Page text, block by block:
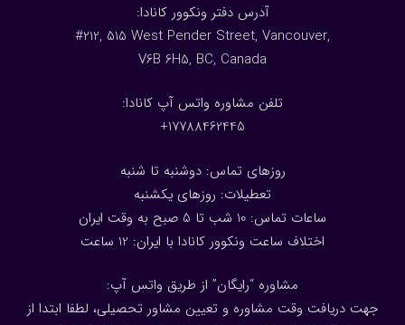
:آدرس دفتر ونکوور کانادا
#212, 515 West Pender Street, Vancouver,
V6B 6H5, BC, Canada
تلفن مشاوره واتس آپ کانادا:
17788462445+
روزهای تماس: دوشنبه تا شنبه
تعطیلات: روزهای یکشنبه
ساعات تماس: 10 شب تا 5 صبح به وقت ایران
اختلاف ساعت ونکوور کانادا با ایران: 1 2 ساعت
مشاوره “رایگان” از طریق واتس آپ:
جهت دریافت وقت مشاوره و تعیین مشاور تحصیلی، لطفا ابتدا از